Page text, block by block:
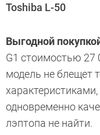
Toshiba L-50
Выгодной
G1 стоимостью 27
модель не блещет
одновременно
лэптопа не найти.